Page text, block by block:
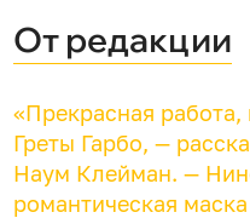
От редакции
«Прекрасная работа,
Греты Гарбо, —
Наум Клейман. —
романтическая